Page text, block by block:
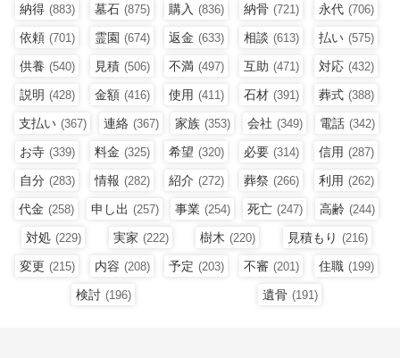
納得 (883) 墓石 (875) 購入 (836) 納骨 (721) 永代 (706)
依頼 (701) 霊園 (674) 返金 (633) 相談 (613) 払い (575)
供養 (540) 見積 (506) 不満 (497) 互助 (471) 対応 (432)
説明 (428) 金額 (416) 使用 (411) 石材 (391) 葬式 (388)
支払い (367) 連絡 (367) 家族 (353) 会社 (349) 電話 (342)
お寺 (339) 料金 (325) 希望 (320) 必要 (314) 信用 (287)
自分 (283) 情報 (282) 紹介 (272) 葬祭 (266) 利用 (262)
代金 (258) 申し出 (257) 事業 (254) 死亡 (247) 高齢 (244)
対処 (229) 実家 (222) 樹木 (220) 見積もり (216)
変更 (215) 内容 (208) 予定 (203) 不審 (201) 住職 (199)
検討 (196) 遺骨 (191)